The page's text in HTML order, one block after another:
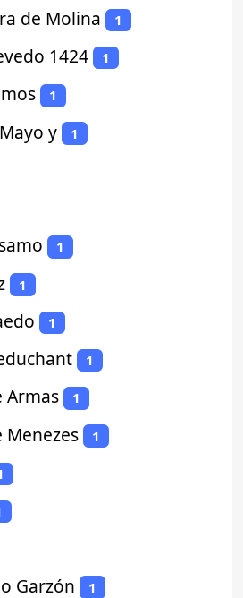
de Molina 1
1424 1
1
y 1
1
1
1
1
Armas 1
Menezes 1
Garzón 1